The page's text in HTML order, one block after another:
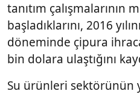
tanıtım
başladıklarını, 2016
döneminde çipura
bin dolara ulaştığını
Su ürünleri sektörünün